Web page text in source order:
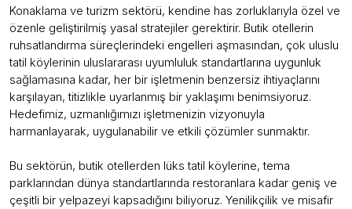
Konaklama ve turizm sektörü, kendine has zorluklarıyla özel ve
özenle geliştirilmiş yasal stratejiler gerektirir. Butik otellerin
ruhsatlandırma süreçlerindeki engelleri aşmasından, çok uluslu
tatil köylerinin uluslararası uyumluluk standartlarına uygunluk
sağlamasına kadar, her bir işletmenin benzersiz ihtiyaçlarını
karşılayan, titizlikle uyarlanmış bir yaklaşımı benimsiyoruz.
Hedefimiz, uzmanlığımızı işletmenizin vizyonuyla
harmanlayarak, uygulanabilir ve etkili çözümler sunmaktır.
Bu sektörün, butik otellerden lüks tatil köylerine, tema
parklarından dünya standartlarında restoranlara kadar geniş ve
çeşitli bir yelpazeyi kapsadığını biliyoruz. Yenilikçilik ve misafir